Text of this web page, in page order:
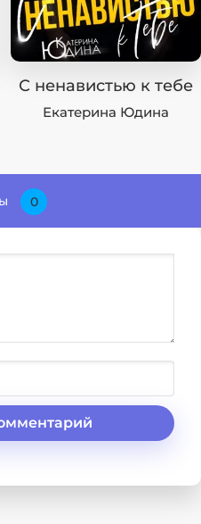
С ненавистью к тебе
Екатерина Юдина
0